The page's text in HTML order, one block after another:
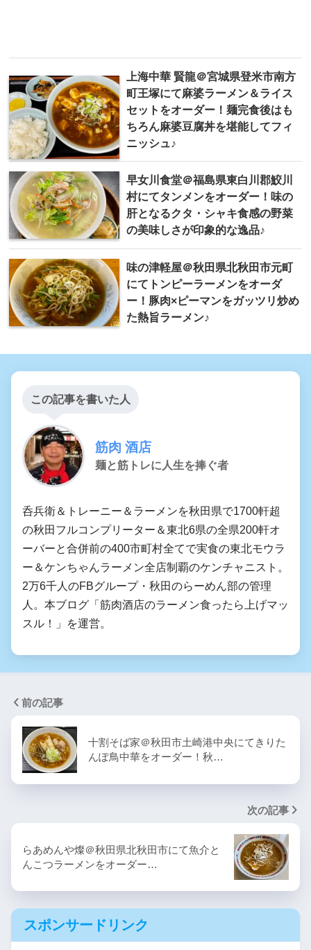
上海中華 賢龍＠宮城県登米市南方
町王塚にて麻婆ラーメン＆ライス
セットをオーダー！麺完食後はも
ちろん麻婆豆腐丼を堪能してフィ
ニッシュ♪
早女川食堂＠福島県東白川郡鮫川
村にてタンメンをオーダー！味の
肝となるクタ・シャキ食感の野菜
の美味しさが印象的な逸品♪
味の津軽屋＠秋田県北秋田市元町
にてトンピーラーメンをオーダ
ー！豚肉×ピーマンをガッツリ炒め
た熱旨ラーメン♪
この記事を書いた人
筋肉 酒店
麺と筋トレに人生を捧ぐ者
呑兵衛＆トレーニー＆ラーメンを秋田県で1700軒超
の秋田フルコンプリーター＆東北6県の全県200軒オ
ーバーと合併前の400市町村全てで実食の東北モウラ
ー＆ケンちゃんラーメン全店制覇のケンチャニスト。
2万6千人のFBグループ・秋田のらーめん部の管理
人。本ブログ「筋肉酒店のラーメン食ったら上げマッ
スル！」を運営。
前の記事
十割そば家＠秋田市土崎港中央にてきりた
んぽ鳥中華をオーダー！秋…
次の記事
らあめんや燦＠秋田県北秋田市にて魚介と
んこつラーメンをオーダー…
スポンサードリンク